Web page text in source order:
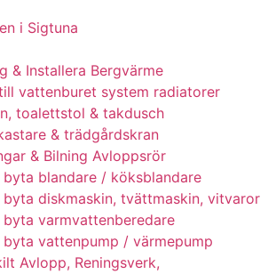
i Sigtuna
& Installera Bergvärme
vattenburet system radiatorer
toalettstol & takdusch
& trädgårdskran
& Bilning Avloppsrör
byta blandare / köksblandare
byta diskmaskin, tvättmaskin, vitvaror
byta varmvattenberedare
byta vattenpump / värmepump
Avlopp, Reningsverk,